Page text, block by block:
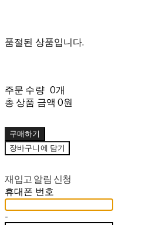
품절된 상품입니다.
주문 수량 0개
총 상품 금액 0원
구매하기
장바구니에 담기
재입고 알림 신청
휴대폰 번호
-